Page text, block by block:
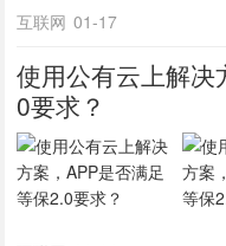
互联网 01-17
使用公有云上解决
0要求？